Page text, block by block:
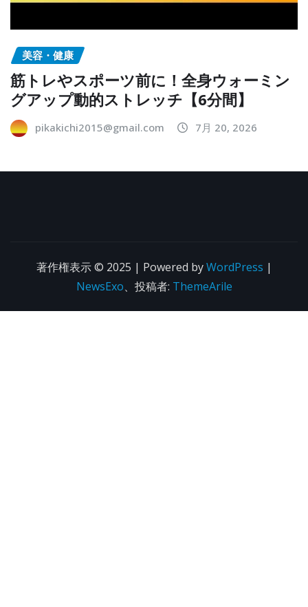
美容・健康
筋トレやスポーツ前に！全身ウォーミン
グアップ動的ストレッチ【6分間】
pikakichi2015@gmail.com 7月 20, 2026
著作権表示 © 2025 | Powered byWordPress |
NewsExo、投稿者: ThemeArile